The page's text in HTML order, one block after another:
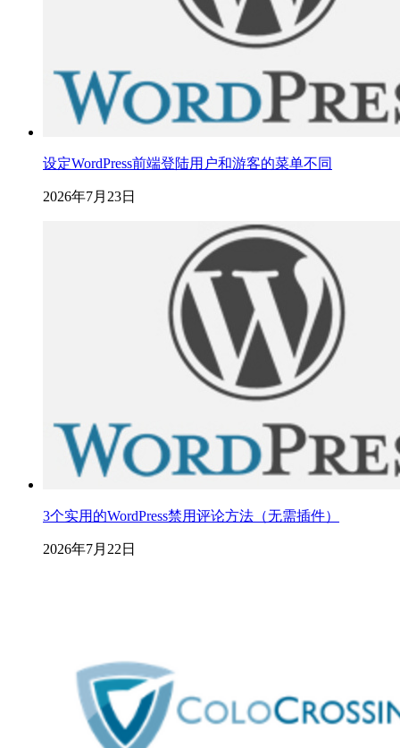
设定WordPress前端登陆用户和游客的菜单不同
2026年7月23日
3个实用的WordPress禁用评论方法（无需插件）
2026年7月22日